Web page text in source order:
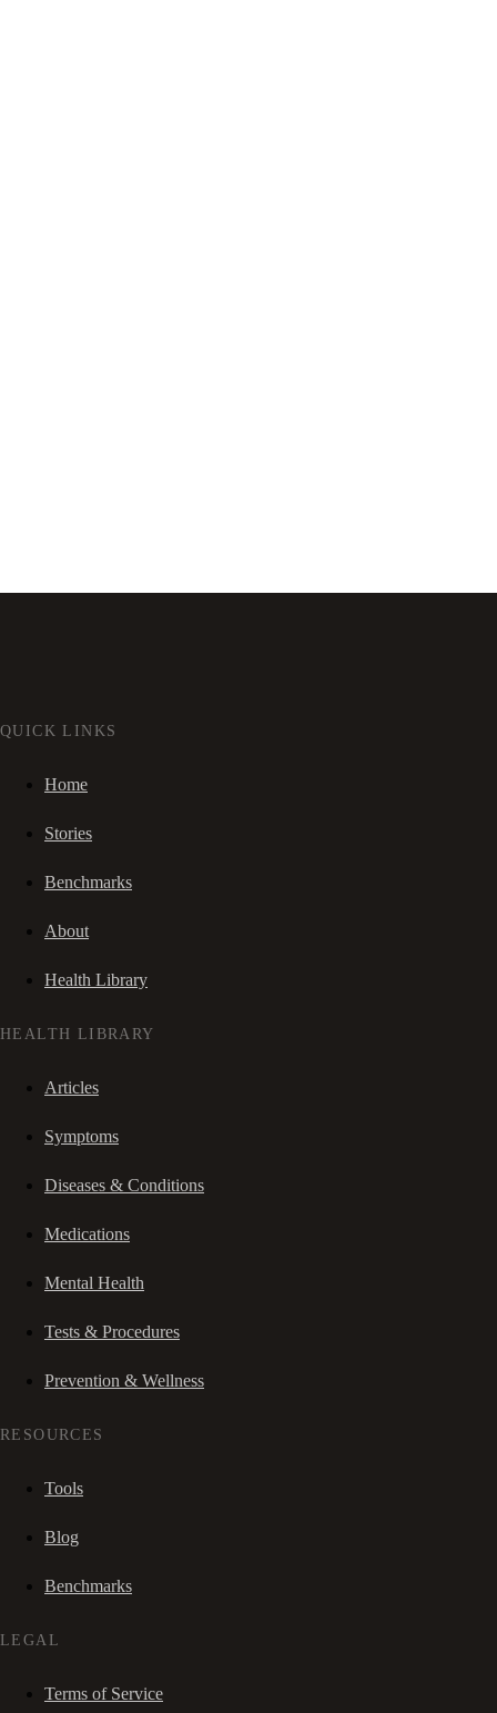
QUICK LINKS
Home
Stories
Benchmarks
About
Health Library
HEALTH LIBRARY
Articles
Symptoms
Diseases & Conditions
Medications
Mental Health
Tests & Procedures
Prevention & Wellness
RESOURCES
Tools
Blog
Benchmarks
LEGAL
Terms of Service